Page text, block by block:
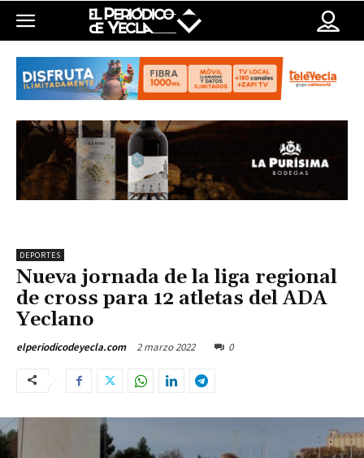
DEPORTES
Nueva jornada de la liga regional
de cross para 12 atletas del ADA
Yeclano
elperiodicodeyecla.com 2 marzo 2022 0